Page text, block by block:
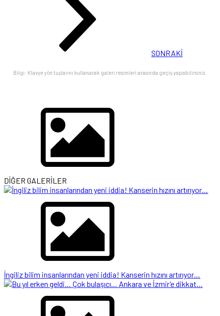
SONRAKİ
Bilgi: Klavye yön tuşlarını kullanarak galeri resimleri arasında geçiş yapabilirsiniz.
DİĞER GALERİLER
İngiliz bilim insanlarından yeni iddia! Kanserin hızını artırıyor…